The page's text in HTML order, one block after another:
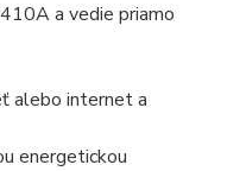
a vedie priamo
alebo internet a
energetickou